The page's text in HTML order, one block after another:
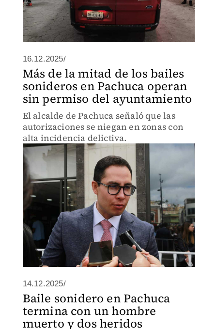
16.12.2025/
Más de la mitad de los bailes
sonideros en Pachuca operan
sin permiso del ayuntamiento
El alcalde de Pachuca señaló que las
autorizaciones se niegan en zonas con
alta incidencia delictiva.
14.12.2025/
Baile sonidero en Pachuca
termina con un hombre
muerto y dos heridos